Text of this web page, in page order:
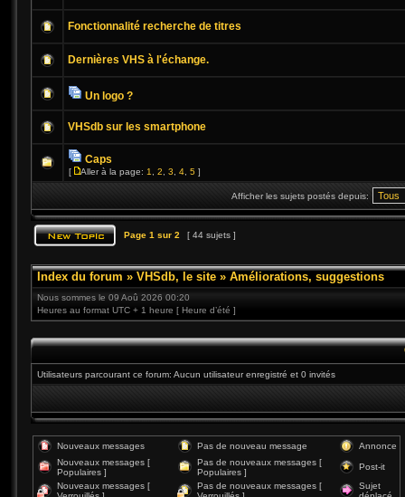
Fonctionnalité recherche de titres
Dernières VHS à l'échange.
Un logo ?
VHSdb sur les smartphone
Caps
[ Aller à la page: 1 2 3 4 5 ]
Afficher les sujets postés depuis:
Page 1 sur 2 [ 44 sujets ]
Index du forum » VHSdb, le site » Améliorations, suggestions
Nous sommes le 09 Aoû 2026 00:20
Heures au format UTC + 1 heure [ Heure d’été ]
Utilisateurs parcourant ce forum: Aucun utilisateur enregistré et 0 invités
Nouveaux messages Pas de nouveau message
Annonce
Nouveaux messages [
Populaires ]
Pas de nouveaux messages [
Populaires ]
Post-it
Nouveaux messages [
Pas de nouveaux messages [
Sujet